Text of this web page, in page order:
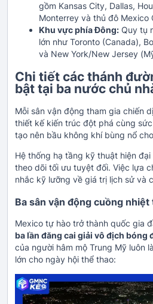
gồm Kansas City, Dallas,
Monterrey và thủ đô Mexico
Khu vực phía Đông: Quy tụ
lớn như Toronto (Canada),
và New York/New Jersey
Chi tiết các thánh
bật tại ba nước chủ
Mỗi sân vận động tham gia chiến
thiết kế kiến trúc đột phá cùng
tạo nên bầu không khí bùng nổ
Hệ thống hạ tầng kỹ thuật hiện
theo dõi tối ưu tuyệt đối. Việc lựa
nhắc kỹ lưỡng về giá trị lịch sử và
Ba sân vận động cuồng
Mexico tự hào trở thành quốc gia
ba lần đăng cai giải vô địch bóng
của người hâm mộ Trung Mỹ luôn
lớn cho ngày hội thể thao: